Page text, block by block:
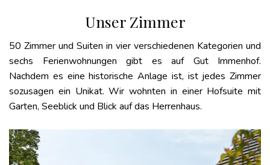
Unser Zimmer
50 Zimmer und Suiten in vier verschiedenen Kategorien und
sechs Ferienwohnungen gibt es auf Gut Immenhof.
Nachdem es eine historische Anlage ist, ist jedes Zimmer
sozusagen ein Unikat. Wir wohnten in einer Hofsuite mit
Garten, Seeblick und Blick auf das Herrenhaus.